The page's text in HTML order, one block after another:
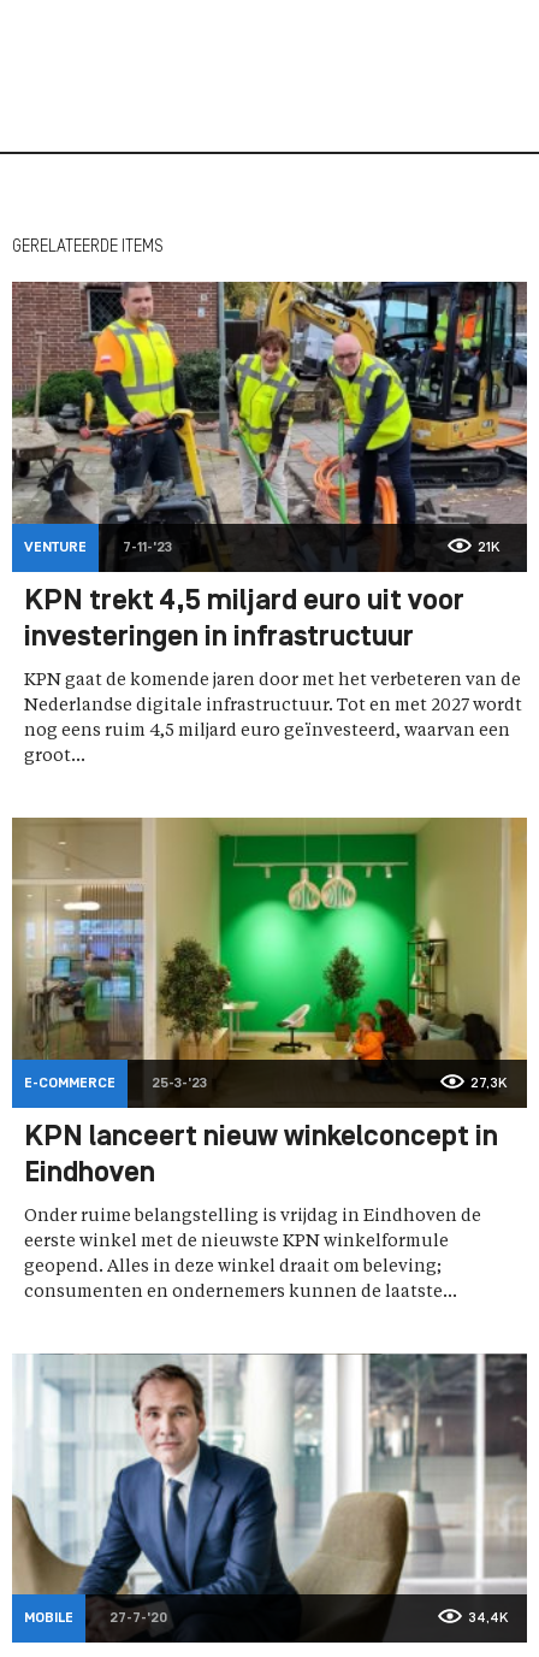
GERELATEERDE ITEMS
VENTURE 7-11-'23 21K
KPN trekt 4,5 miljard euro uit voor
investeringen in infrastructuur
KPN gaat de komende jaren door met het verbeteren van de
Nederlandse digitale infrastructuur. Tot en met 2027 wordt
nog eens ruim 4,5 miljard euro geïnvesteerd, waarvan een
groot...
E-COMMERCE 25-3-'23 27,3K
KPN lanceert nieuw winkelconcept in
Eindhoven
Onder ruime belangstelling is vrijdag in Eindhoven de
eerste winkel met de nieuwste KPN winkelformule
geopend. Alles in deze winkel draait om beleving;
consumenten en ondernemers kunnen de laatste...
MOBILE 27-7-'20 34,4K